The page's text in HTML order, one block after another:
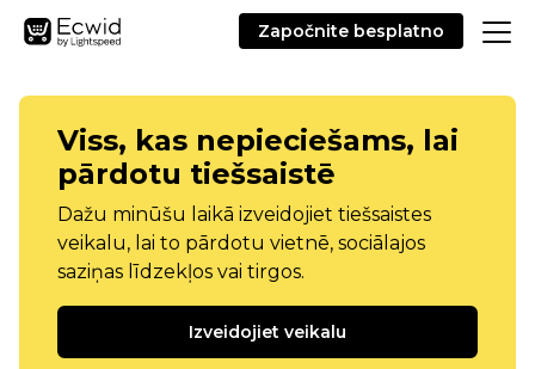
Započnite besplatno
Viss, kas nepieciešams, lai
pārdotu tiešsaistē
Dažu minūšu laikā izveidojiet tiešsaistes
veikalu, lai to pārdotu vietnē, sociālajos
saziņas līdzekļos vai tirgos.
Izveidojiet veikalu